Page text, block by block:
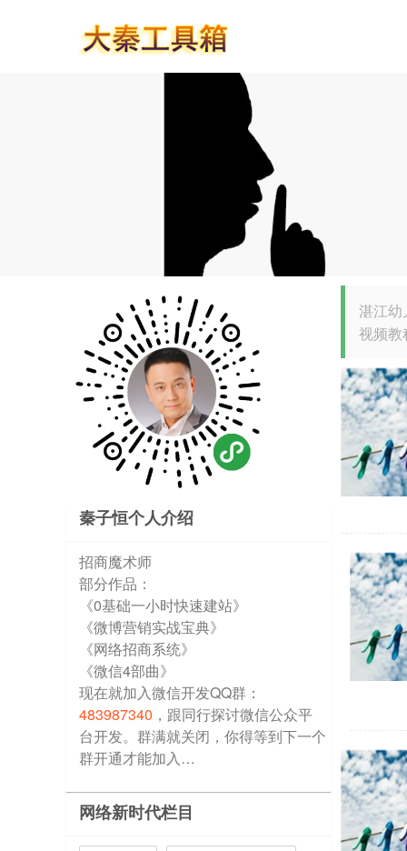
秦子恒个人介绍
招商魔术师
部分作品：
《0基础一小时快速建站》
《微博营销实战宝典》
《网络招商系统》
《微信4部曲》
现在就加入微信开发QQ群：
483987340 ，跟同行探讨微信公众平
台开发。群满就关闭，你得等到下一个
群开通才能加入…
网络新时代栏目
湛江幼
视频